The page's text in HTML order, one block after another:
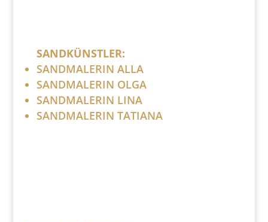
SANDKÜNSTLER:
SANDMALERIN ALLA
SANDMALERIN OLGA
SANDMALERIN LINA
SANDMALERIN TATIANA